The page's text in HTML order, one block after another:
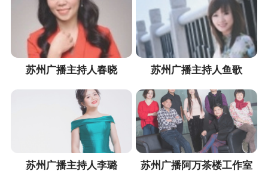
苏州广播主持人春晓 苏州广播主持人鱼歌
苏州广播主持人李璐 苏州广播阿万茶楼工作室